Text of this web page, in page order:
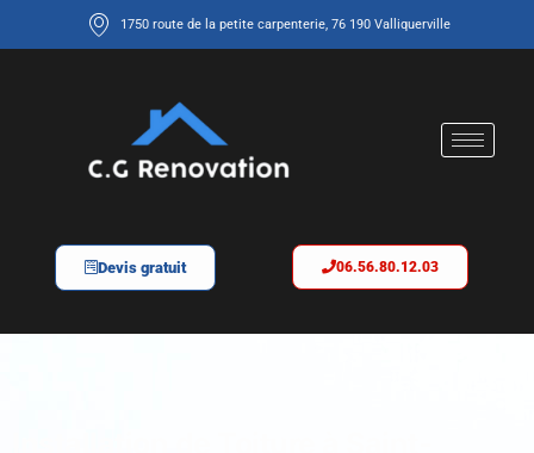
1750 route de la petite carpenterie, 76 190 Valliquerville
Devis gratuit 06.56.80.12.03